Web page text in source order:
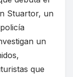
Stuartor, un
un
que